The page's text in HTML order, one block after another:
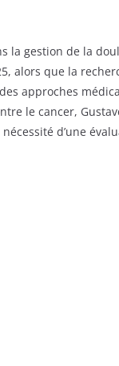
la gestion de la
alors que la
approches
le cancer, Gustave
d’une